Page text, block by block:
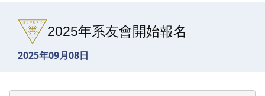
2025年系友會開始報名
2025年09月08日